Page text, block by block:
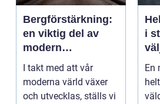
Bergförstärkning:
en viktig del av
modern
infrastruktur
I takt med att vår
moderna värld växer
och utvecklas, ställs vi
i
En